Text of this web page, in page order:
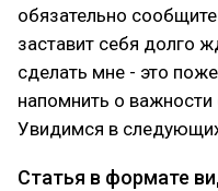
обязательно
заставит себя долго
сделать мне - это
напомнить о
Увидимся в
Статья в формате